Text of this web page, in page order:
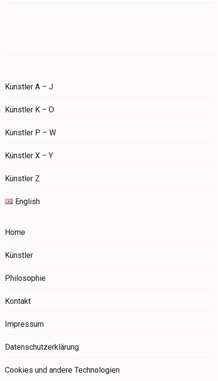
Künstler A – J
Künstler K – O
Künstler P – W
Künstler X – Y
Künstler Z
English
Home
Künstler
Philosophie
Kontakt
Impressum
Datenschutzerklärung
Cookies und andere Technologien